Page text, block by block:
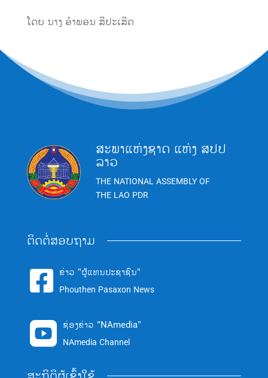
ໂດຍ ນາງ ອໍາພອນ ສີປະເສີດ
ສະພາແຫ່ງຊາດ ແຫ່ງ ສປປ
ລາວ
THE NATIONAL ASSEMBLY OF
THE LAO PDR
ຕິດຕໍ່ສອບຖາມ
 ຂ່າວ "ຜູ້ແທນປະຊາຊົນ"
Phouthen Pasaxon News
 ຊ່ອງຂ່າວ "NAmedia"
NAmedia Channel